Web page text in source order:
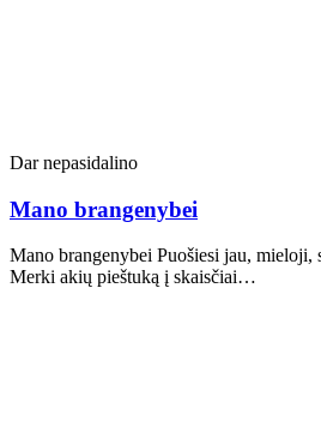
Dar nepasidalino
Mano brangenybei
Mano brangenybei Puošiesi jau, mieloji,
Merki akių pieštuką į skaisčiai…